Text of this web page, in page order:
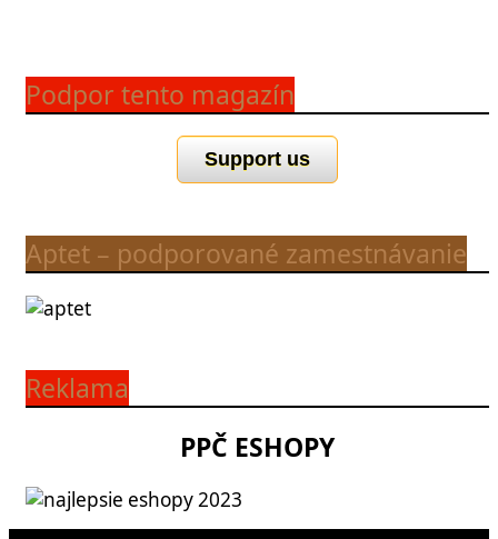
Podpor tento magazín
Support us
Aptet – podporované zamestnávanie
Reklama
PPČ ESHOPY